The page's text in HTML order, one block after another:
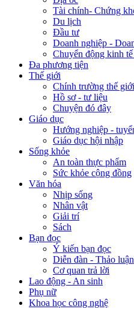
Tài chính- Chứng
Du lịch
Đầu tư
Doanh nghiệp -
Chuyển động kinh
Đa phương tiện
Thế giới
Chính trường thế giới
Hồ sơ - tư liệu
Chuyện đó đây
Giáo dục
Hướng nghiệp -
Giáo dục hội nhập
Sống khỏe
An toàn thực phẩm
Sức khỏe cộng đồng
Văn hóa
Nhịp sống
Nhân vật
Giải trí
Sách
Bạn đọc
Ý kiến bạn đọc
Diễn đàn - Thảo luận
Cơ quan trả lời
Lao động - An sinh
Phụ nữ
Khoa học công nghệ